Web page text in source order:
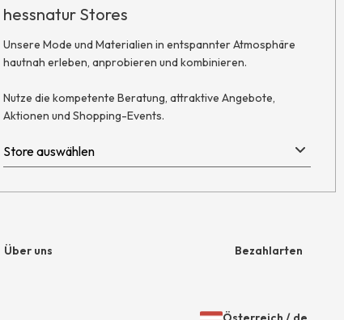
hessnatur Stores
Unsere Mode und Materialien in entspannter Atmosphäre
hautnah erleben, anprobieren und kombinieren.
Nutze die kompetente Beratung, attraktive Angebote,
Aktionen und Shopping-Events.
Über uns Bezahlarten